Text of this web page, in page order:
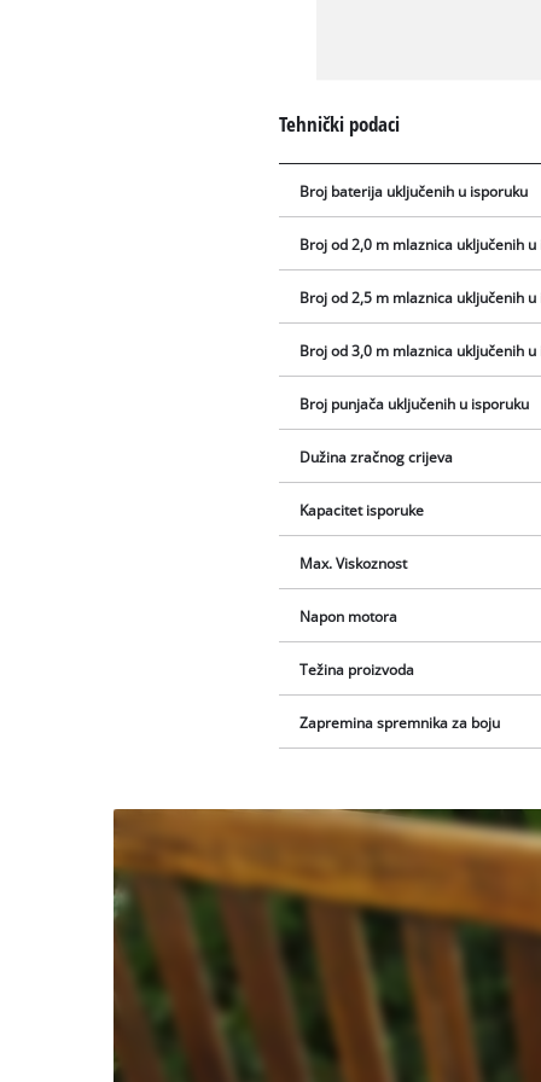
Tehnički podaci
Broj baterija uključenih u isporuku
Broj od 2,0 m mlaznica uključenih u
Broj od 2,5 m mlaznica uključenih u
Broj od 3,0 m mlaznica uključenih u
Broj punjača uključenih u isporuku
Dužina zračnog crijeva
Kapacitet isporuke
Max. Viskoznost
Napon motora
Težina proizvoda
Zapremina spremnika za boju
We
consent
service!